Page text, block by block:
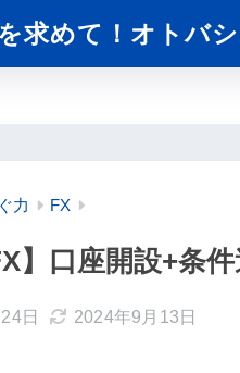
求めて！オトバシ
力 FX
】口座開設+条
日 2024年9月13日